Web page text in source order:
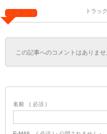
コメント トラッ
この記事へのコメントはありませ
名前 ( 必須 )